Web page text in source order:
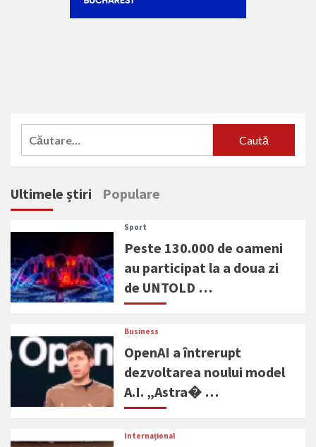
Caută
Ultimele știri Populare
Sport
Peste 130.000 de oameni
au participat la a doua zi
de UNTOLD …
Business
OpenAI a întrerupt
dezvoltarea noului model
A.I. „Astra� …
Internațional